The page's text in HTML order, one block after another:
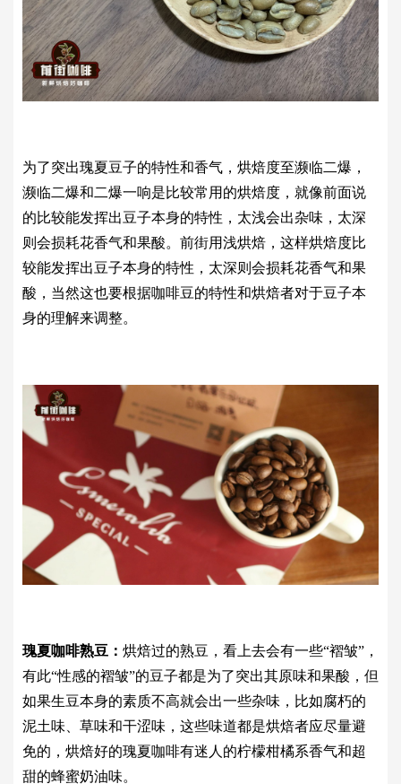
为了突出瑰夏豆子的特性和香气，烘焙度至濒临二爆，
濒临二爆和二爆一响是比较常用的烘焙度，就像前面说
的比较能发挥出豆子本身的特性，太浅会出杂味，太深
则会损耗花香气和果酸。前街用浅烘焙，这样烘焙度比
较能发挥出豆子本身的特性，太深则会损耗花香气和果
酸，当然这也要根据咖啡豆的特性和烘焙者对于豆子本
身的理解来调整。
瑰夏咖啡熟豆： 烘焙过的熟豆，看上去会有一些“褶皱”，
有此“性感的褶皱”的豆子都是为了突出其原味和果酸，但
如果生豆本身的素质不高就会出一些杂味，比如腐朽的
泥土味、草味和干涩味，这些味道都是烘焙者应尽量避
免的，烘焙好的瑰夏咖啡有迷人的柠檬柑橘系香气和超
甜的蜂蜜奶油味。